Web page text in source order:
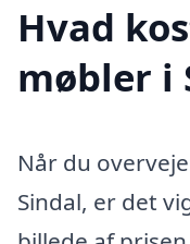
Hvad
møbler i
Når du
Sindal, er det